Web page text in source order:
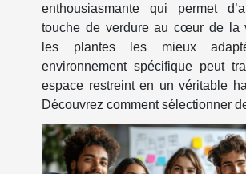
enthousiasmante qui permet
touche de verdure au cœur de la
les plantes les mieux
environnement spécifique peut
espace restreint en un véritable
Découvrez comment sélectionner